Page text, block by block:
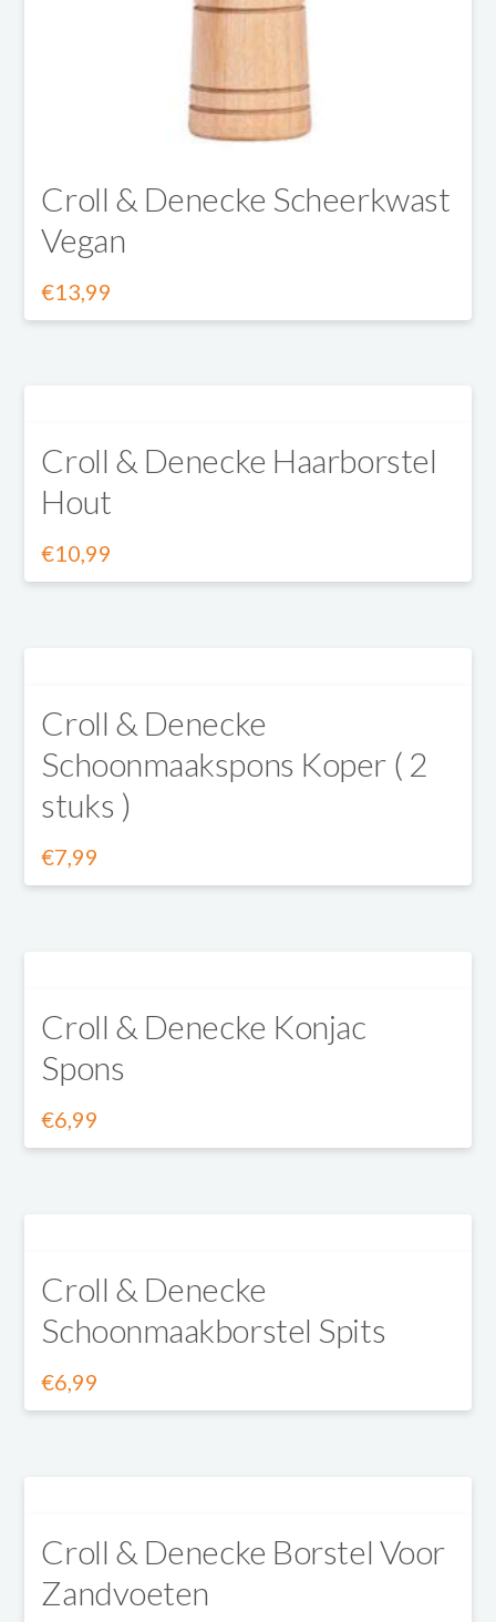
Croll & Denecke Scheerkwast
Vegan
€13,99
Croll & Denecke Haarborstel
Hout
€10,99
Croll & Denecke
Schoonmaakspons Koper ( 2
stuks )
€7,99
Croll & Denecke Konjac
Spons
€6,99
Dit
meerdere
variaties.
Deze
optie
worden
op
Croll & Denecke
Schoonmaakborstel Spits
€6,99
Croll & Denecke Borstel Voor
Zandvoeten